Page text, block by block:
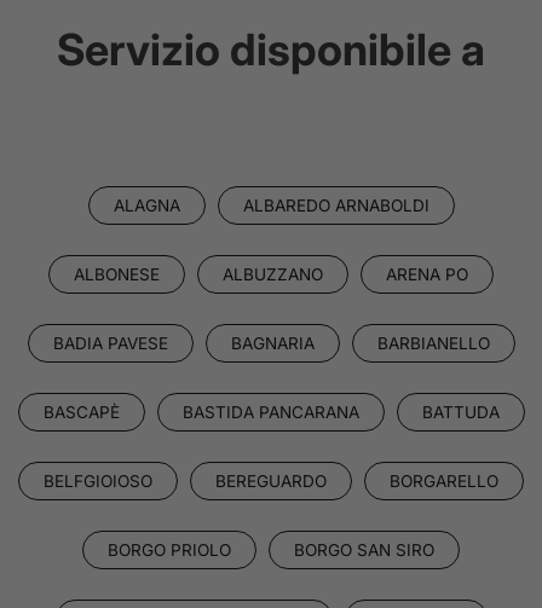
Servizio disponibile a
ALAGNA ALBAREDO ARNABOLDI
ALBONESE ALBUZZANO ARENA PO
BADIA PAVESE BAGNARIA BARBIANELLO
BASCAPÈ BASTIDA PANCARANA BATTUDA
BELFGIOIOSO BEREGUARDO BORGARELLO
BORGO PRIOLO BORGO SAN SIRO